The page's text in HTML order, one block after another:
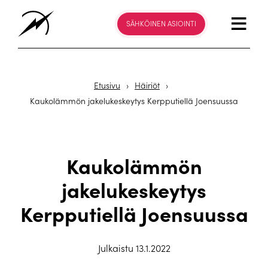
SÄHKÖINEN ASIOINTI
Etusivu › Häiriöt ›
Kaukolämmön jakelukeskeytys Kerpputiellä Joensuussa
Kaukolämmön
jakelukeskeytys
Kerpputiellä Joensuussa
Julkaistu 13.1.2022